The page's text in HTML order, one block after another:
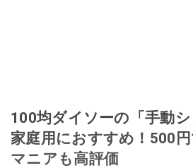
100均ダイソーの「手動
家庭用におすすめ！500
マニアも高評価